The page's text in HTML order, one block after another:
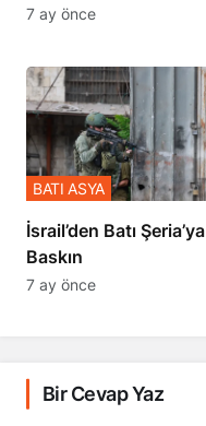
7 ay önce
​​​​​​​İsrail’den Batı Şeria’ya
Baskın
BATI ASYA
7 ay önce
Bir Cevap Yaz